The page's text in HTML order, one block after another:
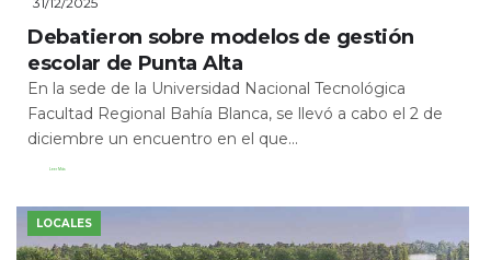
Debatieron sobre modelos de gestión
escolar de Punta Alta
En la sede de la Universidad Nacional Tecnológica
Facultad Regional Bahía Blanca, se llevó a cabo el 2 de
diciembre un encuentro en el que...
Leer Más
LOCALES